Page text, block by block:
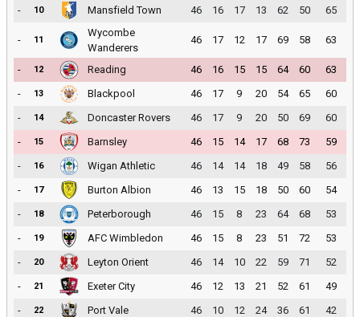
-
10 Mansfield Town 46 16 17 13 62 50 65
- 11
Wycombe
Wanderers
46 17 12 17 69 58 63
- 12 Reading 46 16 15 15 64 60
63
-
13 Blackpool 46 17 9 20 54 65
60
-
14 Doncaster Rovers 46 17 9 20 50 69
60
-
15 Barnsley 46 15 14 17 68 73
59
-
16 Wigan Athletic 46 14 14 18 49 58
56
-
17 Burton Albion 46 13 15 18 50 60
54
-
18 Peterborough 46 15 8 23 64 68
53
-
19 AFC Wimbledon 46 15 8 23 51 72
53
-
20 Leyton Orient 46 14 10 22 59 71
52
-
21 Exeter City 46 12 13 21 52 61
49
-
22 Port Vale 46 10 12 24 36 61
42